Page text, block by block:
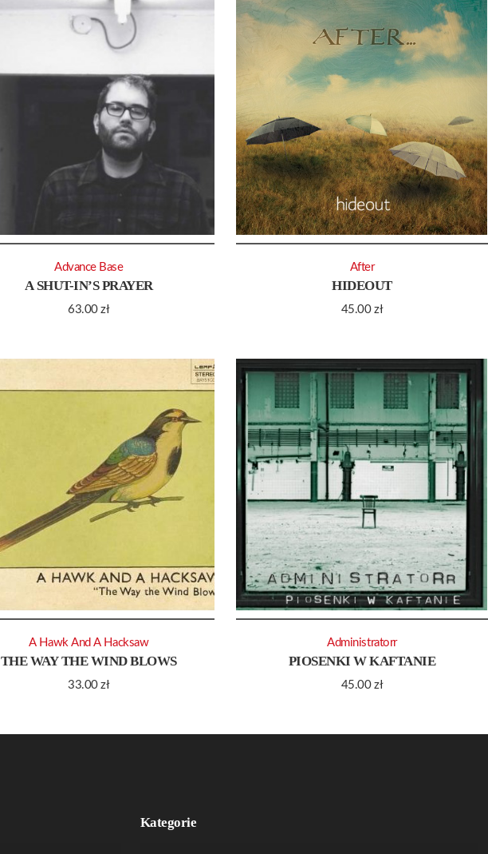
A SHUT-IN’S PRAYER
63.00zł
Advance Base
HIDEOUT
45.00zł
After
THE WAY THE WIND BLOWS
33.00zł
A Hawk And A Hacksaw
PIOSENKI W KAFTANIE
45.00zł
Administratorr
Kategorie